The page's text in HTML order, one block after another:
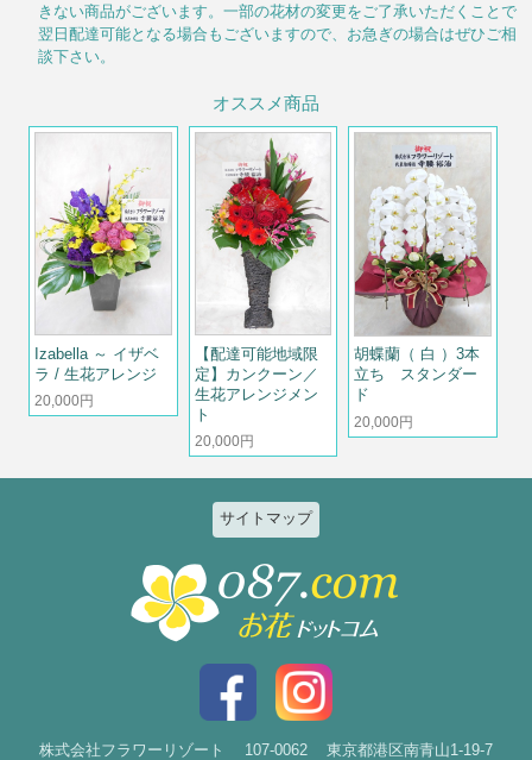
きない商品がございます。一部の花材の変更をご了承いただくことで
翌日配達可能となる場合もございますので、お急ぎの場合はぜひご相
談下さい。
オススメ商品
Izabella ～ イザベ
ラ / 生花アレンジ
20,000円
【配達可能地域限
定】カンクーン／
生花アレンジメン
ト
20,000円
胡蝶蘭（ 白 ）3本
立ち スタンダー
ド
20,000円
サイトマップ
特集
2026ひまわりと夏の花特集
お祝い花特集～開店・移転・就
花束
結婚記念日
入社・退職
結婚
出産
株式会社フラワーリゾート 107-0062 東京都港区南青山1-19-7